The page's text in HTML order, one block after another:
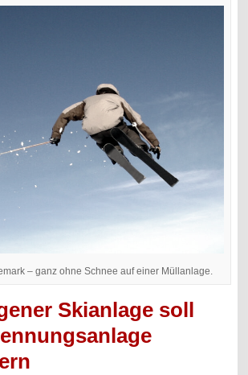
– ganz ohne Schnee auf einer Müllanlage.
Skianlage soll